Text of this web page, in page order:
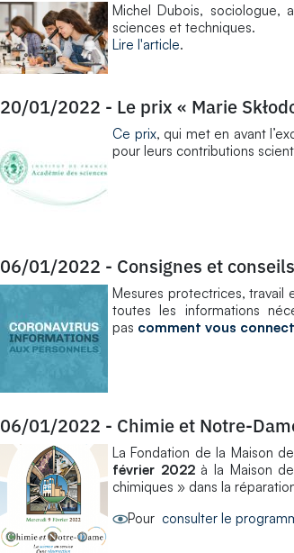
Michel Dubois, sociologue,
sciences et techniques.
Lire l'article.
20/01/2022 - Le prix « Marie
Ce prix, qui met en avant
pour leurs contributions
06/01/2022 - Consignes et
Mesures protectrices, travail
toutes les informations
pas comment vous
06/01/2022 - Chimie et Notre-
La Fondation de la Maison
février 2022à la Maison
chimiques » dans la
Pour consulter le